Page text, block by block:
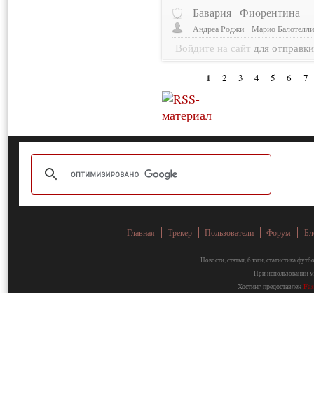
Бавария Фиорентина
Андреа Роджи Марио Балотелли
Войдите на сайт для
1 2 3 4 5 6 7
Главная Трекер Пользователи Форум
Новости, статьи, блоги, статистика
При использовании
Хостинг предоставлен